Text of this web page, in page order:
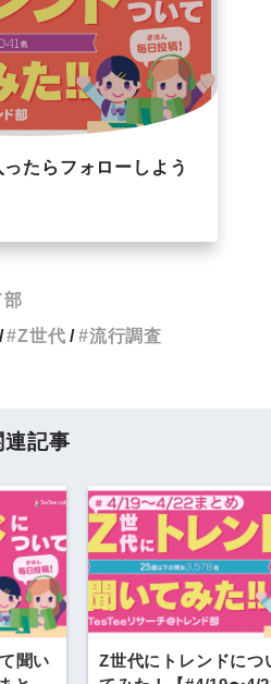
たらフォローしよう
部
Z世代 流行調査
連記事
聞い
Z世代にトレンドにつ